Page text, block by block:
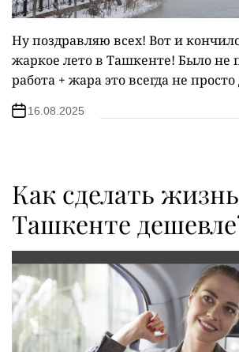
Ну поздравляю всех! Вот и
жаркое лето в Ташкенте! Было не
работа + жара это всегда не
16.08.2025
Как сделать
Ташкенте